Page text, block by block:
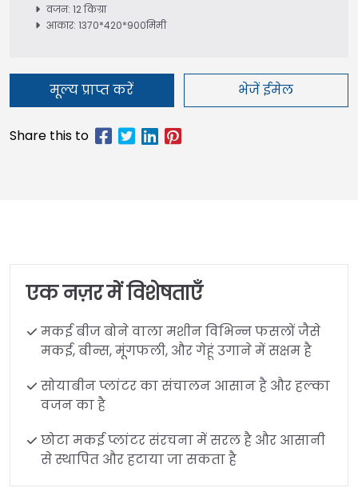
वजन: 12 किग्रा
आकार: 1370*420*900मिमी
मूल्य प्राप्त करें भेजें ईमेल
एक नज़र में विशेषताएँ
मकई बीज बोने वाला मशीन विभिन्न फसलों जैसे
मकई, बीन्स, मूंगफली, और गेहूं उगाने में सक्षम है
सोयाबीन प्लांटर का संचालन आसान है और हल्का
वजन का है
छोटा मकई प्लांटर संरचना में सरल है और आसानी
से स्थापित और हटाया जा सकता है